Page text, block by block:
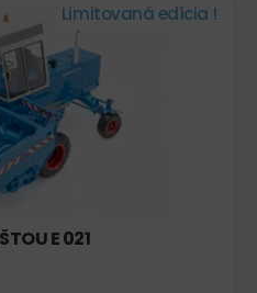
Limitovaná edícia !
E 021